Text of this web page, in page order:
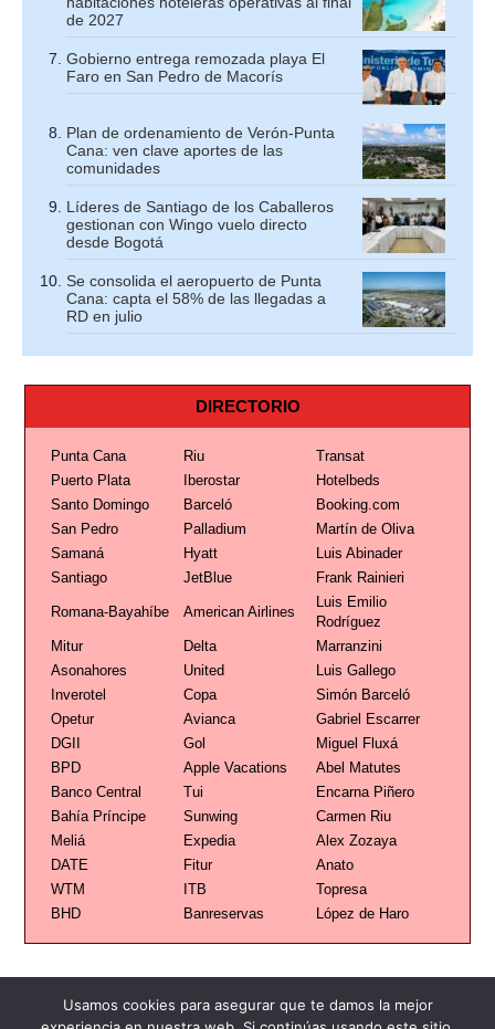
de 2027
Gobierno entrega remozada playa El
Faro en San Pedro de Macorís
Plan de ordenamiento de Verón-Punta
Cana: ven clave aportes de las
comunidades
Líderes de Santiago de los Caballeros
gestionan con Wingo vuelo directo
desde Bogotá
Se consolida el aeropuerto de Punta
Cana: capta el 58% de las llegadas a
RD en julio
DIRECTORIO
Punta Cana Riu
Transat
Puerto Plata
Iberostar
Hotelbeds
Santo Domingo
Barceló
Booking.com
San Pedro
Palladium
Martín de Oliva
Samaná
Hyatt
Luis Abinader
Santiago
JetBlue Frank Rainieri
Romana-Bayahíbe American Airlines
Luis Emilio
Rodríguez
Mitur
Delta
Marranzini
Asonahores
United
Luis Gallego
Inverotel
Copa
Simón Barceló
Opetur
Avianca
Gabriel Escarrer
DGII
Gol
Miguel Fluxá
BPD
Apple Vacations
Abel Matutes
Banco Central
Tui
Encarna Piñero
Bahía Príncipe
Sunwing
Carmen Riu
Meliá
Expedia
Alex Zozaya
DATE
Fitur
Anato
WTM
ITB
Topresa
BHD
Banreservas López de Haro
Usamos cookies para asegurar que te damos la mejor